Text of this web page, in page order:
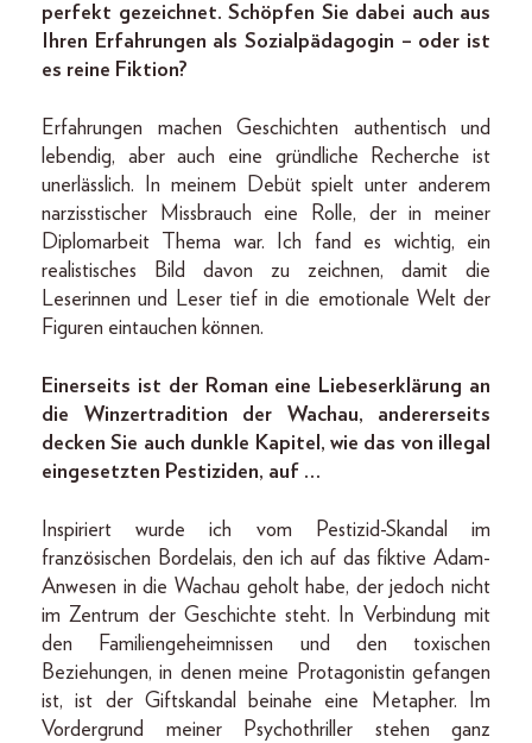
perfekt gezeichnet. Schöpfen Sie dabei auch aus
Ihren Erfahrungen als Sozialpädagogin – oder ist
es reine Fiktion?
Erfahrungen machen Geschichten authentisch und
lebendig, aber auch eine gründliche Recherche ist
unerlässlich. In meinem Debüt spielt unter anderem
narzisstischer Missbrauch eine Rolle, der in meiner
Diplomarbeit Thema war. Ich fand es wichtig, ein
realistisches Bild davon zu zeichnen, damit die
Leserinnen und Leser tief in die emotionale Welt der
Figuren eintauchen können.
Einerseits ist der Roman eine Liebeserklärung an
die Winzertradition der Wachau, andererseits
decken Sie auch dunkle Kapitel, wie das von illegal
eingesetzten Pestiziden, auf …
Inspiriert wurde ich vom Pestizid-Skandal im
französischen Bordelais, den ich auf das fiktive Adam-
Anwesen in die Wachau geholt habe, der jedoch nicht
im Zentrum der Geschichte steht. In Verbindung mit
den Familiengeheimnissen und den toxischen
Beziehungen, in denen meine Protagonistin gefangen
ist, ist der Giftskandal beinahe eine Metapher. Im
Vordergrund meiner Psychothriller stehen ganz